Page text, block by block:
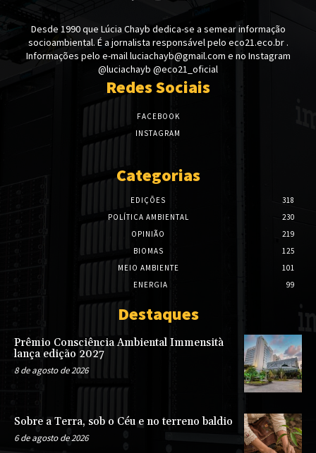
Desde 1990 que Lúcia Chayb dedica-se a semear informação
socioambiental. É a jornalista responsável pelo eco21.eco.br .
Informações pelo e-mail luciachayb@gmail.com e no Instagram
@luciachayb @eco21_oficial
Redes Sociais
FACEBOOK
INSTAGRAM
Categorias
EDIÇÕES
318
POLÍTICA AMBIENTAL
230
OPINIÃO
219
BIOMAS
125
MEIO AMBIENTE
101
ENERGIA
99
Destaques
Prêmio Consciência Ambiental Immensità
lança edição 2027
8 de agosto de 2026
Sobre a Terra, sob o Céu e no terreno baldio
6 de agosto de 2026